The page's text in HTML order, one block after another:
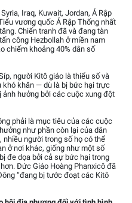
Iraq, Kuwait, Jordan, Ả Rập
vương quốc Ả Rập Thống nhất
Chiến tranh đã và đang tàn
công Hezbollah ở miền nam
chiếm khoảng 40% dân số
người Kitô giáo là thiểu số và
khó khăn — dù là bị bức hại trực
ảnh hưởng bởi các cuộc xung đột
phải là mục tiêu của các cuộc
như phần còn lại của dân
nhiều người trong số họ có thể
ở nơi khác, giống như một số
đe dọa bởi cả sự bức hại trong
Đức Giáo Hoàng Phanxicô đã
“đang bị tước đoạt các Kitô